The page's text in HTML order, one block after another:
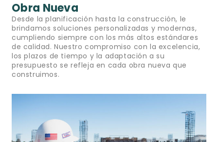
Obra Nueva
Desde la planificación hasta la construcción, le
brindamos soluciones personalizadas y modernas,
cumpliendo siempre con los más altos estándares
de calidad. Nuestro compromiso con la excelencia,
los plazos de tiempo y la adaptación a su
presupuesto se refleja en cada obra nueva que
construimos.